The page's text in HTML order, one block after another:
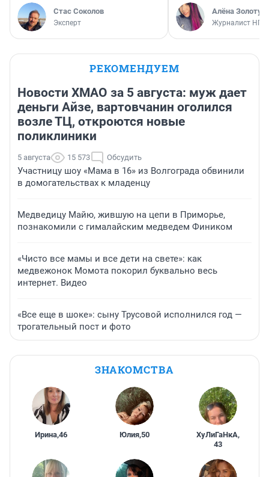
Стас Соколов
Эксперт
Алёна
Журналист НГС
РЕКОМЕНДУЕМ
Новости ХМАО за 5 августа: муж дает
деньги Айзе, вартовчанин оголился
возле ТЦ, откроются новые
поликлиники
5 августа 15 573 Обсудить
Участницу шоу «Мама в 16» из Волгограда обвинили
в домогательствах к младенцу
Медведицу Майю, жившую на цепи в Приморье,
познакомили с гималайским медведем Фиником
«Чисто все мамы и все дети на свете»: как
медвежонок Момота покорил буквально весь
интернет. Видео
«Все еще в шоке»: сыну Трусовой исполнился год —
трогательный пост и фото
ЗНАКОМСТВА
Ирина,46 Юлия,50 ХуЛиГаНкА,
43